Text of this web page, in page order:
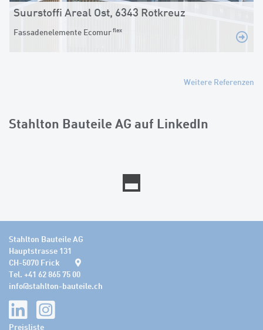
Suurstoffi Areal Ost, 6343 Rotkreuz
Fassadenelemente Ecomurflex
Weitere Referenzen
Stahlton Bauteile AG auf LinkedIn
Stahlton Bauteile AG
Hauptstrasse 131
CH-5070 Frick
Tel. +41 62 865 75 00
info@stahlton-bauteile.ch
Preisliste